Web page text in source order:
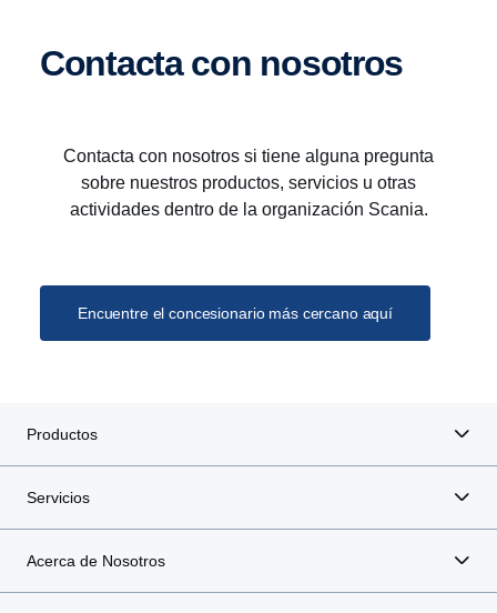
Contacta con nosotros
Contacta con nosotros si tiene alguna pregunta
sobre nuestros productos, servicios u otras
actividades dentro de la organización Scania.
Encuentre el concesionario más cercano aquí
Productos
Servicios
Acerca de Nosotros